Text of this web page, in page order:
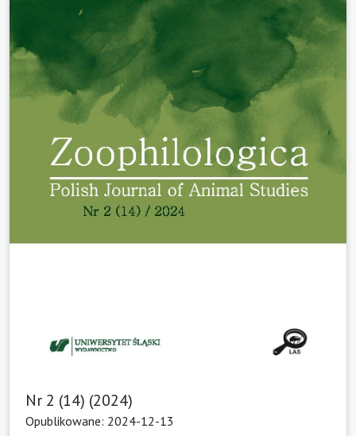
Nr 2 (14) (2024)
Opublikowane: 2024-12-13